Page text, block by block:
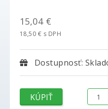
15,04 €
18,50 € s DPH
Dostupnosť: